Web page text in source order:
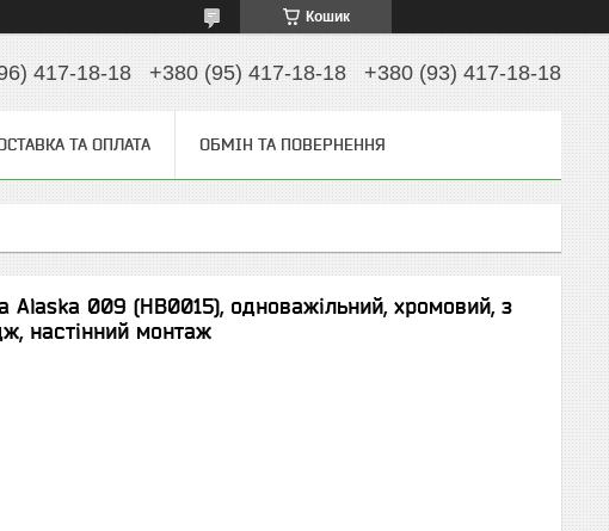
Кошик
417-18-18 +380 (95) 417-18-18 +380 (93) 417-18-18
ТА ОПЛАТА ОБМІН ТА ПОВЕРНЕННЯ
009 (HB0015), одноважільний, хромовий, з
настінний монтаж